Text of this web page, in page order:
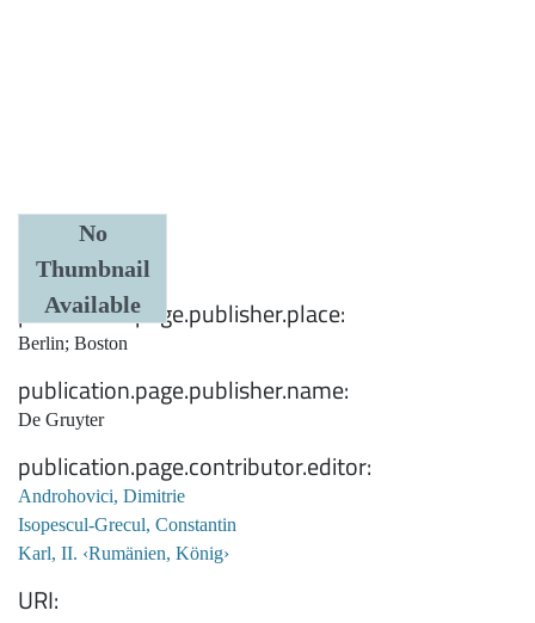
No
Thumbnail
Available
1942
publication.page.publisher.place
Berlin; Boston
publication.page.publisher.name
De Gruyter
publication.page.contributor.editor
Androhovici, Dimitrie
Isopescul-Grecul, Constantin
Karl, II. ‹Rumänien, König›
URI